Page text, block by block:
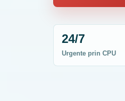
24/7
Urgente prin CPU